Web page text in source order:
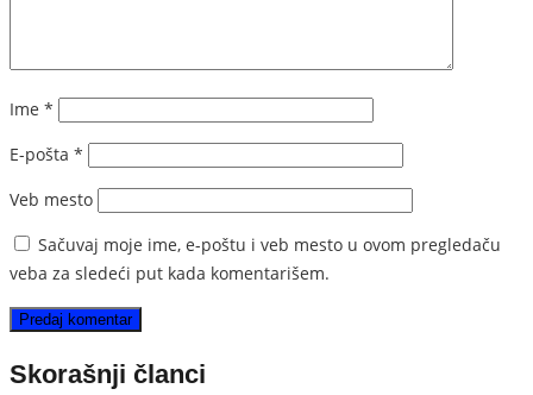
Ime *
E-pošta *
Veb mesto
Sačuvaj moje ime, e-poštu i veb mesto u ovom pregledaču
veba za sledeći put kada komentarišem.
Skorašnji članci